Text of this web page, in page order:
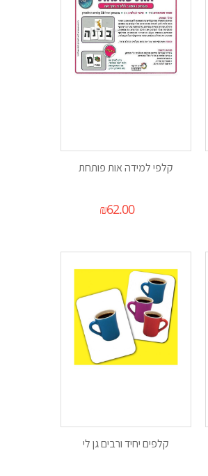
קלפי למידה אות פותחת
₪62.00
קלפים יחיד ורבים גן לי